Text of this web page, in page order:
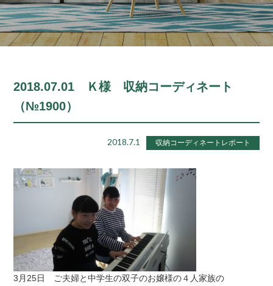
2018.07.01 Ｋ様 収納コーディネート
（№1900）
2018.7.1 収納コーディネートレポート
3月25日 ご夫婦と中学生の双子のお嬢様の４人家族の